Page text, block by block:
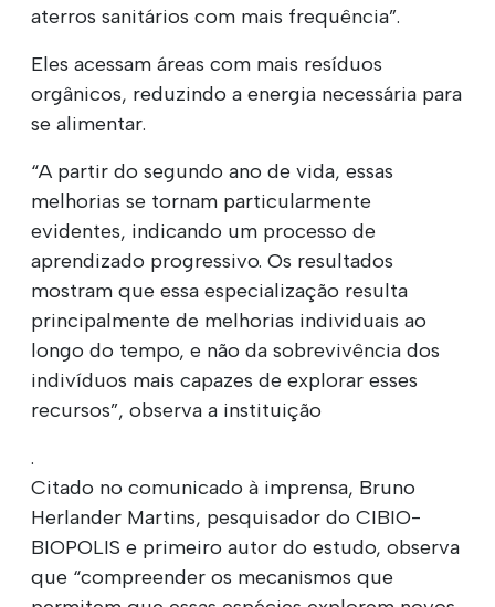
aterros sanitários com mais frequência”.
Eles acessam áreas com mais resíduos
orgânicos, reduzindo a energia necessária para
se alimentar.
“A partir do segundo ano de vida, essas
melhorias se tornam particularmente
evidentes, indicando um processo de
aprendizado progressivo. Os resultados
mostram que essa especialização resulta
principalmente de melhorias individuais ao
longo do tempo, e não da sobrevivência dos
indivíduos mais capazes de explorar esses
recursos”, observa a instituição
.
Citado no comunicado à imprensa, Bruno
Herlander Martins, pesquisador do CIBIO-
BIOPOLIS e primeiro autor do estudo, observa
que “compreender os mecanismos que